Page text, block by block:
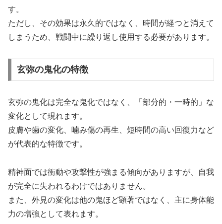
す。
ただし、その効果は永久的ではなく、時間が経つと消えて
しまうため、戦闘中に繰り返し使用する必要があります。
玄弥の鬼化の特徴
玄弥の鬼化は完全な鬼化ではなく、「部分的・一時的」な
変化として現れます。
皮膚や歯の変化、噛み傷の再生、短時間の高い回復力など
が代表的な特徴です。
精神面では衝動や攻撃性が強まる傾向がありますが、自我
が完全に失われるわけではありません。
また、外見の変化は他の鬼ほど顕著ではなく、主に身体能
力の増強として表れます。